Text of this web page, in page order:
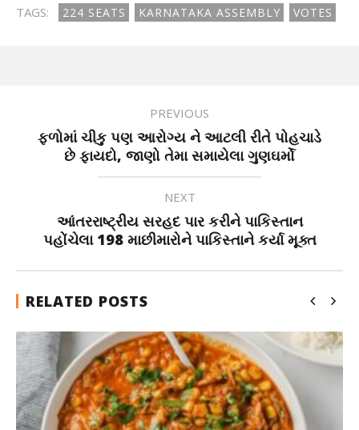
TAGS: 224 SEATS KARNATAKA ASSEMBLY VOTES
PREVIOUS
ફળોમાં ચીકુ પણ આરોગ્ય ને આટલી રીતે પોહચાડે
છે ફાયદો, જાણો તેમા સમાયેલા ગુણઘર્મો
NEXT
આંતરરાષ્ટ્રીય સરહદ પાર કરીને પાકિસ્તાન
પહોંચેલા 198 માછીમારોને પાકિસ્તાને કર્યા મૂક્ત
RELATED POSTS